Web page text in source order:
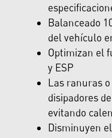
Balanceado
del vehículo
Optimizan el
y ESP
Las ranuras
disipadores
evitando
Disminuyen